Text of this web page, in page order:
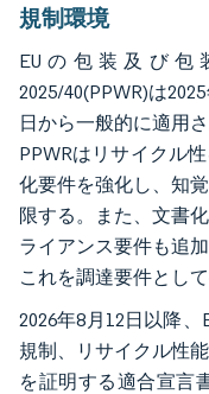
規制環境
EUの包装及び包
2025/40(PPWR)は
日から一般的に適用
PPWRはリサイクル
化要件を強化し、知
限する。また、文書
ライアンス要件も追
これを調達要件とし
2026年8月12日以降
規制、リサイクル性
を証明する適合宣言